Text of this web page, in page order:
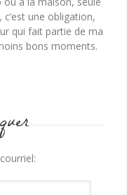
une obligation,
qui fait partie de ma
bons moments.